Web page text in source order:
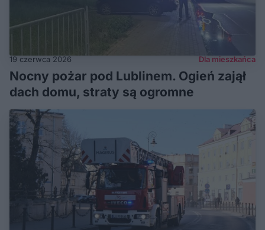
19 czerwca 2026 Dla mieszkańca
Nocny pożar pod Lublinem. Ogień zajął
dach domu, straty są ogromne